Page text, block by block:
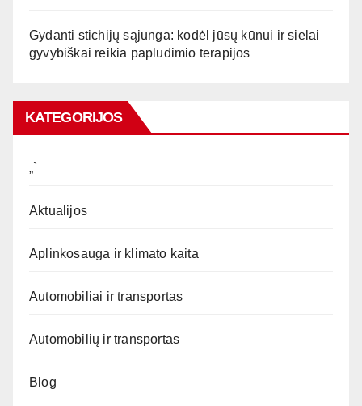
Gydanti stichijų sąjunga: kodėl jūsų kūnui ir sielai
gyvybiškai reikia paplūdimio terapijos
KATEGORIJOS
„`
Aktualijos
Aplinkosauga ir klimato kaita
Automobiliai ir transportas
Automobilių ir transportas
Blog